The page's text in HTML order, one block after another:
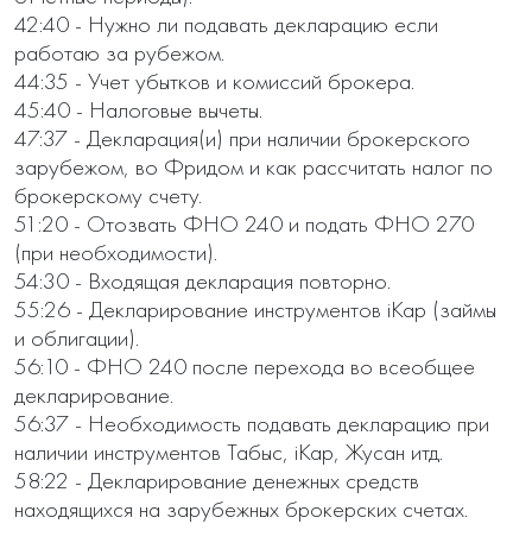
42:40 - Нужно ли подавать декларацию если
работаю за рубежом.
44:35 - Учет убытков и комиссий брокера.
45:40 - Налоговые вычеты.
47:37 - Декларация(и) при наличии брокерского
зарубежом, во Фридом и как рассчитать налог по
брокерскому счету.
51:20 - Отозвать ФНО 240 и подать ФНО 270
(при необходимости).
54:30 - Входящая декларация повторно.
55:26 - Декларирование инструментов iKap (займы
и облигации).
56:10 - ФНО 240 после перехода во всеобщее
декларирование.
56:37 - Необходимость подавать декларацию при
наличии инструментов Табыс, iKap, Жусан итд.
58:22 - Декларирование денежных средств
находящихся на зарубежных брокерских счетах.